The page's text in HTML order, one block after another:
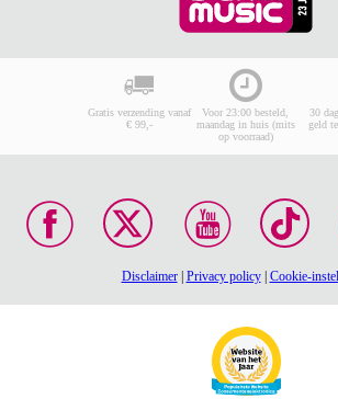
Gratis verzending vanaf
€ 99,-
Voor 23:00 besteld,
maandag in huis (mits
op voorraad)
30
geld
Disclaimer| Privacy policy| Cookie-